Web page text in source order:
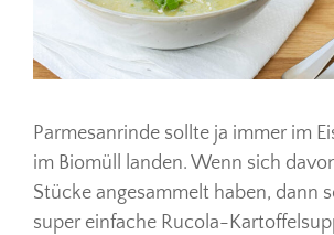
Parmesanrinde sollte ja immer im
im Biomüll landen. Wenn sich
Stücke angesammelt haben, dann
super einfache Rucola-